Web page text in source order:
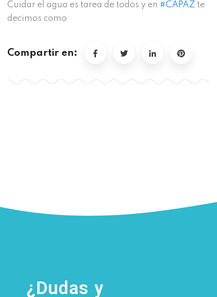
Cuidar el agua es tarea de todos y en #CAPAZ te
decimos como
Compartir en:
¿Dudas y